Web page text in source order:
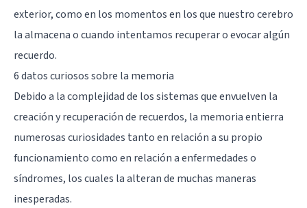
exterior, como en los momentos en los que nuestro cerebro
la almacena o cuando intentamos recuperar o evocar algún
recuerdo.
6 datos curiosos sobre la memoria
Debido a la complejidad de los sistemas que envuelven la
creación y recuperación de recuerdos, la memoria entierra
numerosas curiosidades tanto en relación a su propio
funcionamiento como en relación a enfermedades o
síndromes, los cuales la alteran de muchas maneras
inesperadas.